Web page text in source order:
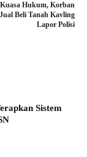
Hukum, Korban
Beli Tanah Kavling
Lapor Polisi
Sistem